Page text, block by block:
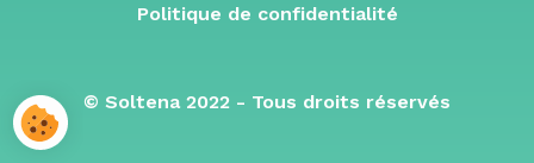
Politique de confidentialité
© Soltena 2022 - Tous droits réservés